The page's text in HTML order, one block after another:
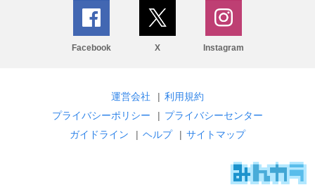
Facebook X Instagram
運営会社 | 利用規約
プライバシーポリシー
| プライバシーセンター
ガイドライン
| ヘルプ | サイトマップ